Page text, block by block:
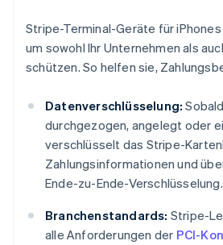
Stripe-Terminal-Geräte für
um sowohl Ihr Unternehmen als
schützen. So helfen sie,
Datenverschlüsselung:
durchgezogen, angelegt oder
verschlüsselt das Stripe-
Zahlungsinformationen und
Ende-zu-Ende-Verschlüsselung.
Branchenstandards: Stripe-
alle Anforderungen der PCI-